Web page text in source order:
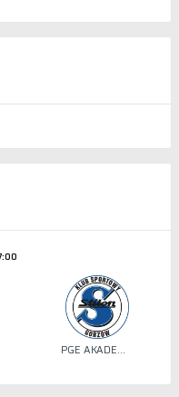
PGE AKADEMIA SIATKÓWKI STILON